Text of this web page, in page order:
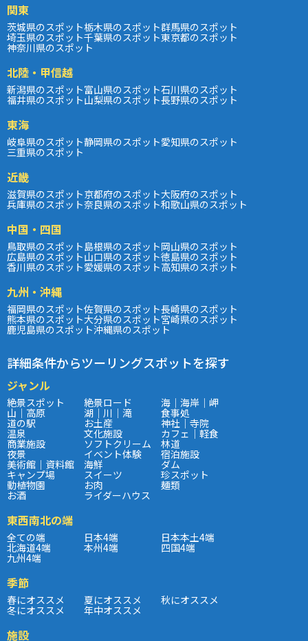
関東
茨城県のスポット栃木県のスポット群馬県のスポット
埼玉県のスポット千葉県のスポット東京都のスポット
神奈川県のスポット
北陸・甲信越
新潟県のスポット富山県のスポット石川県のスポット
福井県のスポット山梨県のスポット長野県のスポット
東海
岐阜県のスポット静岡県のスポット愛知県のスポット
三重県のスポット
近畿
滋賀県のスポット京都府のスポット大阪府のスポット
兵庫県のスポット奈良県のスポット和歌山県のスポット
中国・四国
鳥取県のスポット島根県のスポット岡山県のスポット
広島県のスポット山口県のスポット徳島県のスポット
香川県のスポット愛媛県のスポット高知県のスポット
九州・沖縄
福岡県のスポット佐賀県のスポット長崎県のスポット
熊本県のスポット大分県のスポット宮崎県のスポット
鹿児島県のスポット沖縄県のスポット
詳細条件からツーリングスポットを探す
ジャンル
絶景スポット 絶景ロード 海｜海岸｜岬
山｜高原 湖｜川｜滝 食事処
道の駅 お土産 神社｜寺院
温泉 文化施設 カフェ｜軽食
商業施設 ソフトクリーム 林道
夜景 イベント体験 宿泊施設
美術館｜資料館 海鮮 ダム
キャンプ場 スイーツ 珍スポット
動植物園 お肉 麺類
お酒 ライダーハウス
東西南北の端
全ての端 日本4端 日本本土4端
北海道4端 本州4端 四国4端
九州4端
季節
春にオススメ 夏にオススメ 秋にオススメ
冬にオススメ 年中オススメ
施設